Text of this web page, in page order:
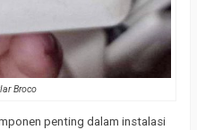
Broco
penting dalam instalasi